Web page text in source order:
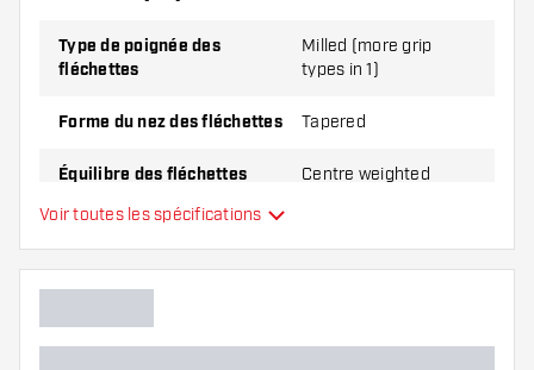
Type de poignée des
fléchettes
Milled (more grip
types in 1)
Forme du nez des fléchettes Tapered
Équilibre des fléchettes Centre weighted
Matériel Fléchettes
Joueur de fléchettes
Voir toutes les spécifications